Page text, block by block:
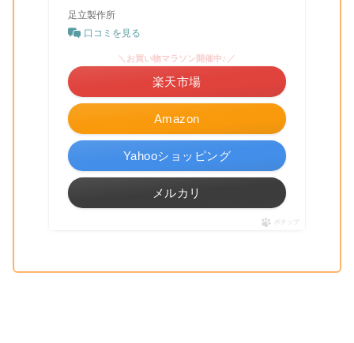
足立製作所
口コミを見る
Amazon
＼お買い物マラソン開催中♪／
楽天市場
Yahooショッピング
メルカリ
ポチップ